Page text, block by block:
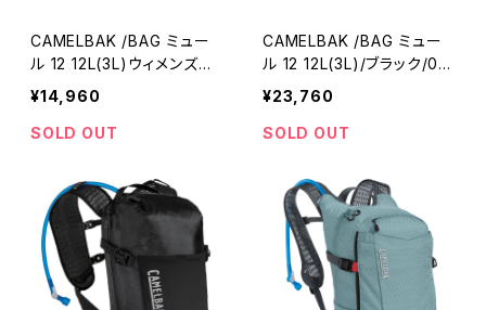
CAMELBAK /BAG ミュー
ル 12 12L(3L)ウィメンズフ
ィット/ブルーヘイズ/01398
8-01/キャメルバック
¥14,960
SOLD OUT
CAMELBAK /BAG ミュー
ル 12 12L(3L)/ブラック/013
983-01/キャメルバック
¥23,760
SOLD OUT